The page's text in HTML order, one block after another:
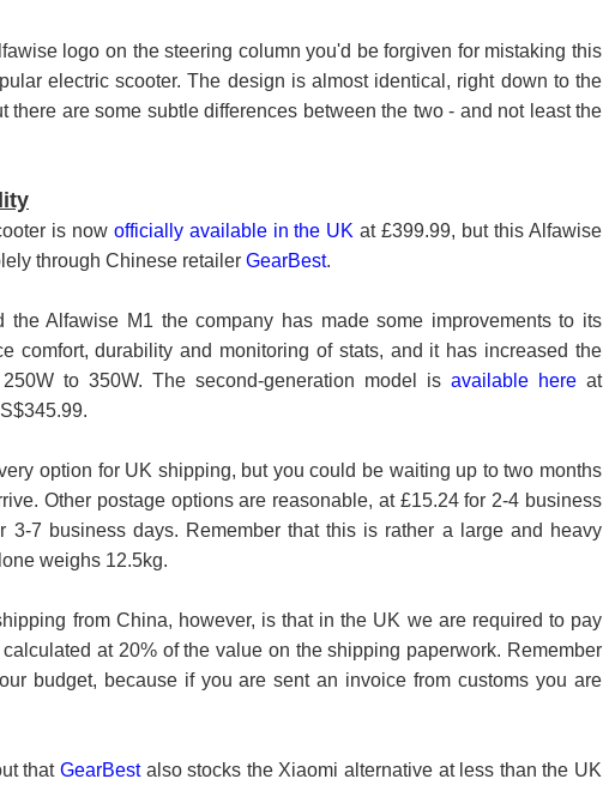
logo on the steering column you'd be forgiven for mistaking this
electric scooter. The design is almost identical, right down to the
there are some subtle differences between the two - and not least the
is now officially available in the UK at £399.99, but this Alfawise
through Chinese retailer GearBest.
the Alfawise M1 the company has made some improvements to its
comfort, durability and monitoring of stats, and it has increased the
to 350W. The second-generation model is available here at
option for UK shipping, but you could be waiting up to two months
Other postage options are reasonable, at £15.24 for 2-4 business
3-7 business days. Remember that this is rather a large and heavy
weighs 12.5kg.
from China, however, is that in the UK we are required to pay
at 20% of the value on the shipping paperwork. Remember
budget, because if you are sent an invoice from customs you are
that GearBestalso stocks the Xiaomi alternative at less than the UK